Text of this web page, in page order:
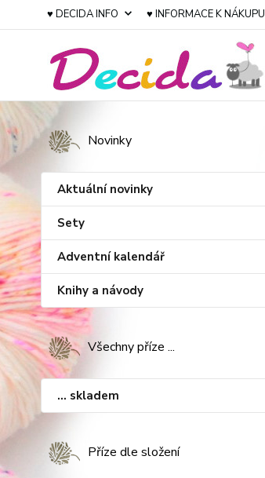
♥ DECIDA INFO ♥ INFORMACE K NÁKUPU
Novinky
Aktuální novinky
Sety
Adventní kalendář
Knihy a návody
Všechny příze ...
... skladem
Příze dle složení